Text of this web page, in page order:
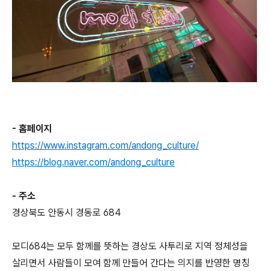
- 홈페이지
https://www.instagram.com/andong_culture/
https://blog.naver.com/andong_culture
- 주소
경상북도 안동시 경동로 684
모디684는 모두 함께를 뜻하는 경상도 사투리로 지역 정체성을
살리면서 사람들이 모여 함께 만들어 간다는 의지를 반영한 명칭